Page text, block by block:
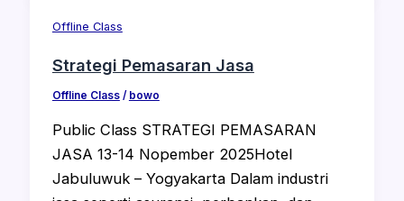
Offline Class
Strategi Pemasaran Jasa
Offline Class/ bowo
Public Class STRATEGI PEMASARAN
JASA 13-14 Nopember 2025Hotel
Jabuluwuk – Yogyakarta Dalam industri